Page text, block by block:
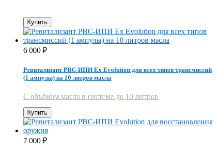
Купить
6 000 ₽
Ревитализант РВС-ИПИ Ex Evolution для всех типов трансмиссий
(1 ампулы) на 10 литров масла
С объёмом масла в системе до 10 литров
Купить
7 000 ₽